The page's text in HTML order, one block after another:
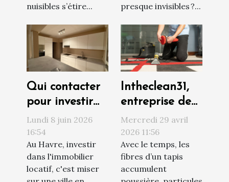
nuisibles s’étire...
presque invisibles ?...
Qui contacter
pour investir
sereinement
au Havre ?
Lundi 8 juin 2026
16:54
Au Havre, investir
dans l'immobilier
locatif, c'est miser
Intheclean31,
entreprise de
confiance pour
le nettoyage
de vos tapis à
Toulouse
Mercredi 29 avril
2026 11:56
Avec le temps, les
fibres d’un tapis
accumulent